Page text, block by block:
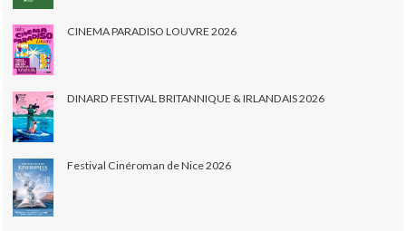
CINEMA PARADISO LOUVRE 2026
DINARD FESTIVAL BRITANNIQUE & IRLANDAIS 2026
Festival Cinéroman de Nice 2026